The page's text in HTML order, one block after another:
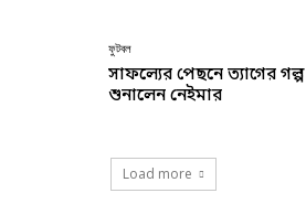
ফুটবল
সাফল্যের পেছনে ত্যাগের গল্প
শুনালেন নেইমার
Load more